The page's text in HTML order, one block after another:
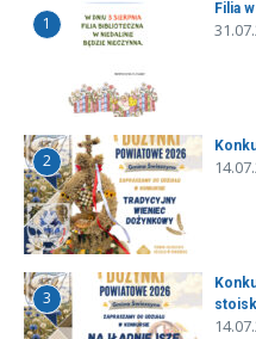
1
Filia
2
3